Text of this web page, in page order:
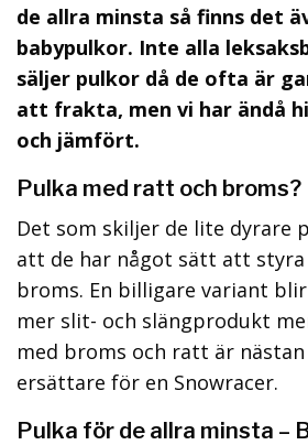
de allra minsta så finns det
babypulkor. Inte alla
säljer pulkor då de ofta är
att frakta, men vi har ändå
och jämfört.
Pulka med ratt och broms?
Det som skiljer de lite dyrare
att de har något sätt att styra
broms. En billigare variant
mer slit- och slängprodukt
med broms och ratt är
ersättare för en Snowracer.
Pulka för de allra minsta –